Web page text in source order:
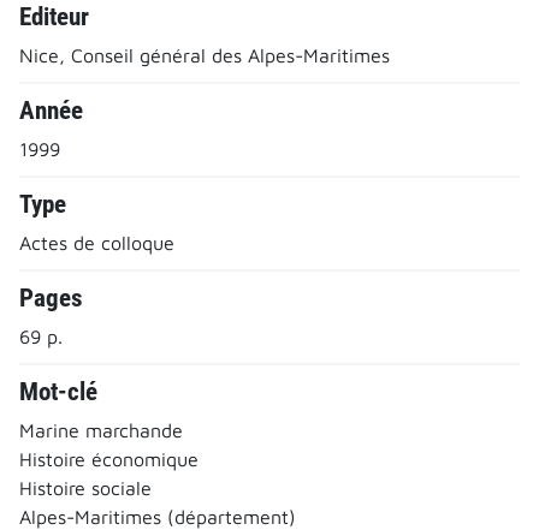
Editeur
Nice, Conseil général des Alpes-Maritimes
Année
1999
Type
Actes de colloque
Pages
69 p.
Mot-clé
Marine marchande
Histoire économique
Histoire sociale
Alpes-Maritimes (département)